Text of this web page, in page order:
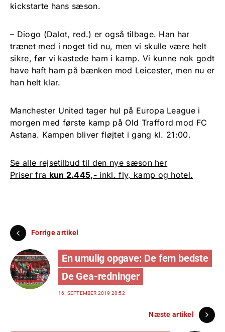
kickstarte hans sæson.
– Diogo (Dalot, red.) er også tilbage. Han har
trænet med i noget tid nu, men vi skulle være helt
sikre, før vi kastede ham i kamp. Vi kunne nok godt
have haft ham på bænken mod Leicester, men nu er
han helt klar.
Manchester United tager hul på Europa League i
morgen med første kamp på Old Trafford mod FC
Astana. Kampen bliver fløjtet i gang kl. 21:00.
Se alle rejsetilbud til den nye sæson her
Priser fra kun 2.445,- inkl. fly, kamp og hotel.
Forrige artikel
En umulig opgave: De fem bedste
De Gea-redninger
16. SEPTEMBER 2019 20:52
Næste artikel